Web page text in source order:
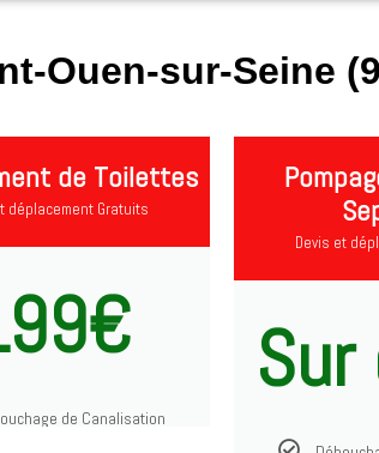
Ouen-sur-Seine
de Toilettes
déplacement Gratuits
de Canalisation
Devis et